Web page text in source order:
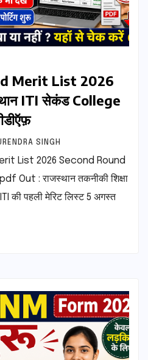
Merit List 2026
SINGH
List 2026 Second Round
Out : राजस्थान तकनीकी शिक्षा
की पहली मेरिट लिस्ट 5 अगस्त